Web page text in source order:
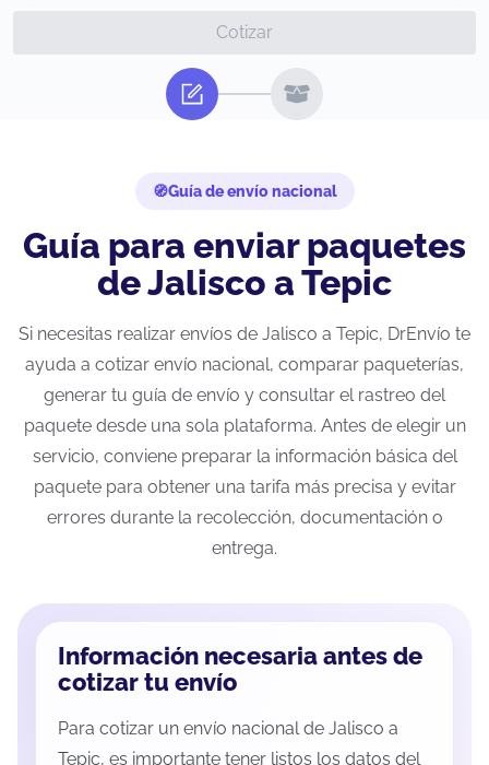
Cotizar
Guía de envío nacional
Guía para enviar paquetes
de Jalisco a Tepic
Si necesitas realizar envíos de Jalisco a Tepic, DrEnvío te
ayuda a cotizar envío nacional, comparar paqueterías,
generar tu guía de envío y consultar el rastreo del
paquete desde una sola plataforma. Antes de elegir un
servicio, conviene preparar la información básica del
paquete para obtener una tarifa más precisa y evitar
errores durante la recolección, documentación o
entrega.
Información necesaria antes de
cotizar tu envío
Para cotizar un envío nacional de Jalisco a
Tepic, es importante tener listos los datos del